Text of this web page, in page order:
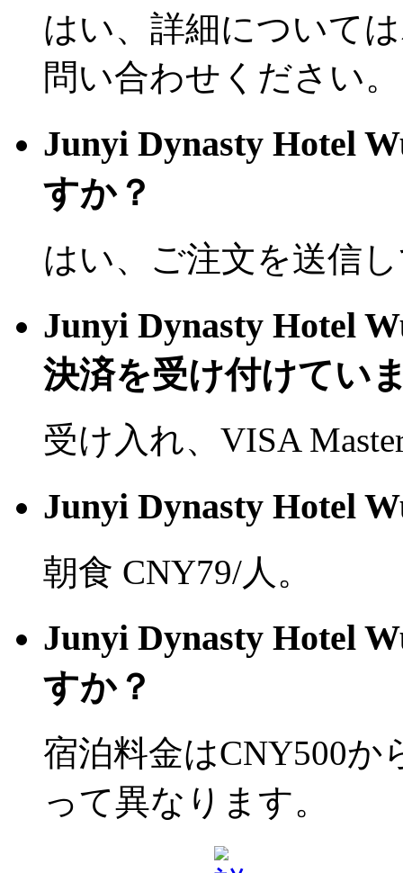
はい、詳細について
問い合わせください。
Junyi Dynasty Hotel
すか？
はい、ご注文を送信
Junyi Dynasty Hotel
決済を受け付けてい
受け入れ、VISA
Junyi Dynasty Hotel
朝食 CNY79/人。
Junyi Dynasty Hotel
すか？
宿泊料金はCNY500
って異なります。